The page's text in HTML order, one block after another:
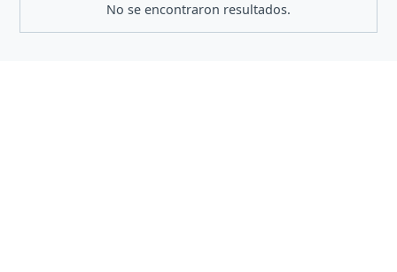
No se encontraron resultados.